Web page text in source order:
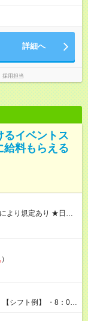
働6時間例：11:00～
詳細へ
採用担当
るイベントス
料もらえる
GET♪ お仕事後はコ
】試
）